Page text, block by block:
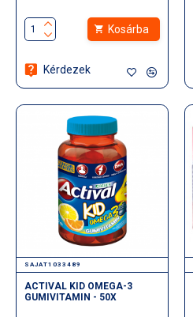
Kosárba
Kérdezek
SAJAT1033489
ACTIVAL KID OMEGA-3
GUMIVITAMIN - 50X